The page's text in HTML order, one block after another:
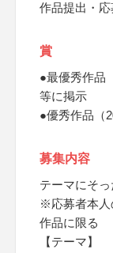
作品提出・
賞
●最優秀作品
等に掲示
●優秀作品
募集内容
テーマにそ
※応募者本人
作品に限る
【テーマ】